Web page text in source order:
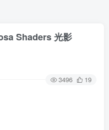
Shaders 光影
3496 19